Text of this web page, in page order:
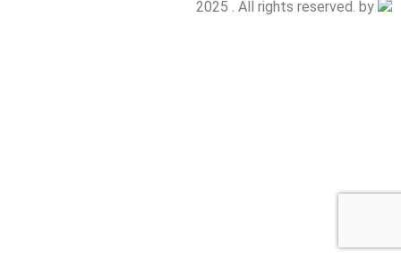
2025 . All rights reserved. by